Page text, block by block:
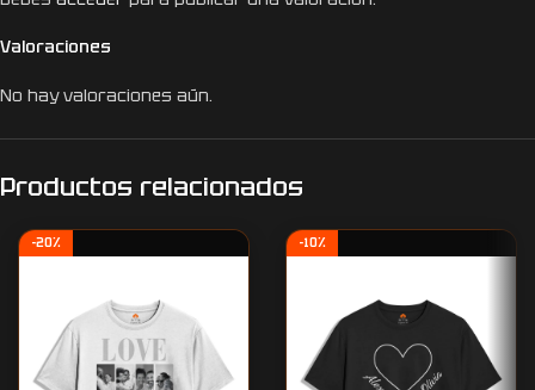
Valoraciones
No hay valoraciones aún.
Productos relacionados
-20% -10%